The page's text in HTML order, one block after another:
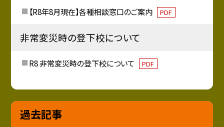
【R8年8月現在】各種相談窓口のご案内 PDF
非常変災時の登下校について
R8 非常変災時の登下校について PDF
過去記事